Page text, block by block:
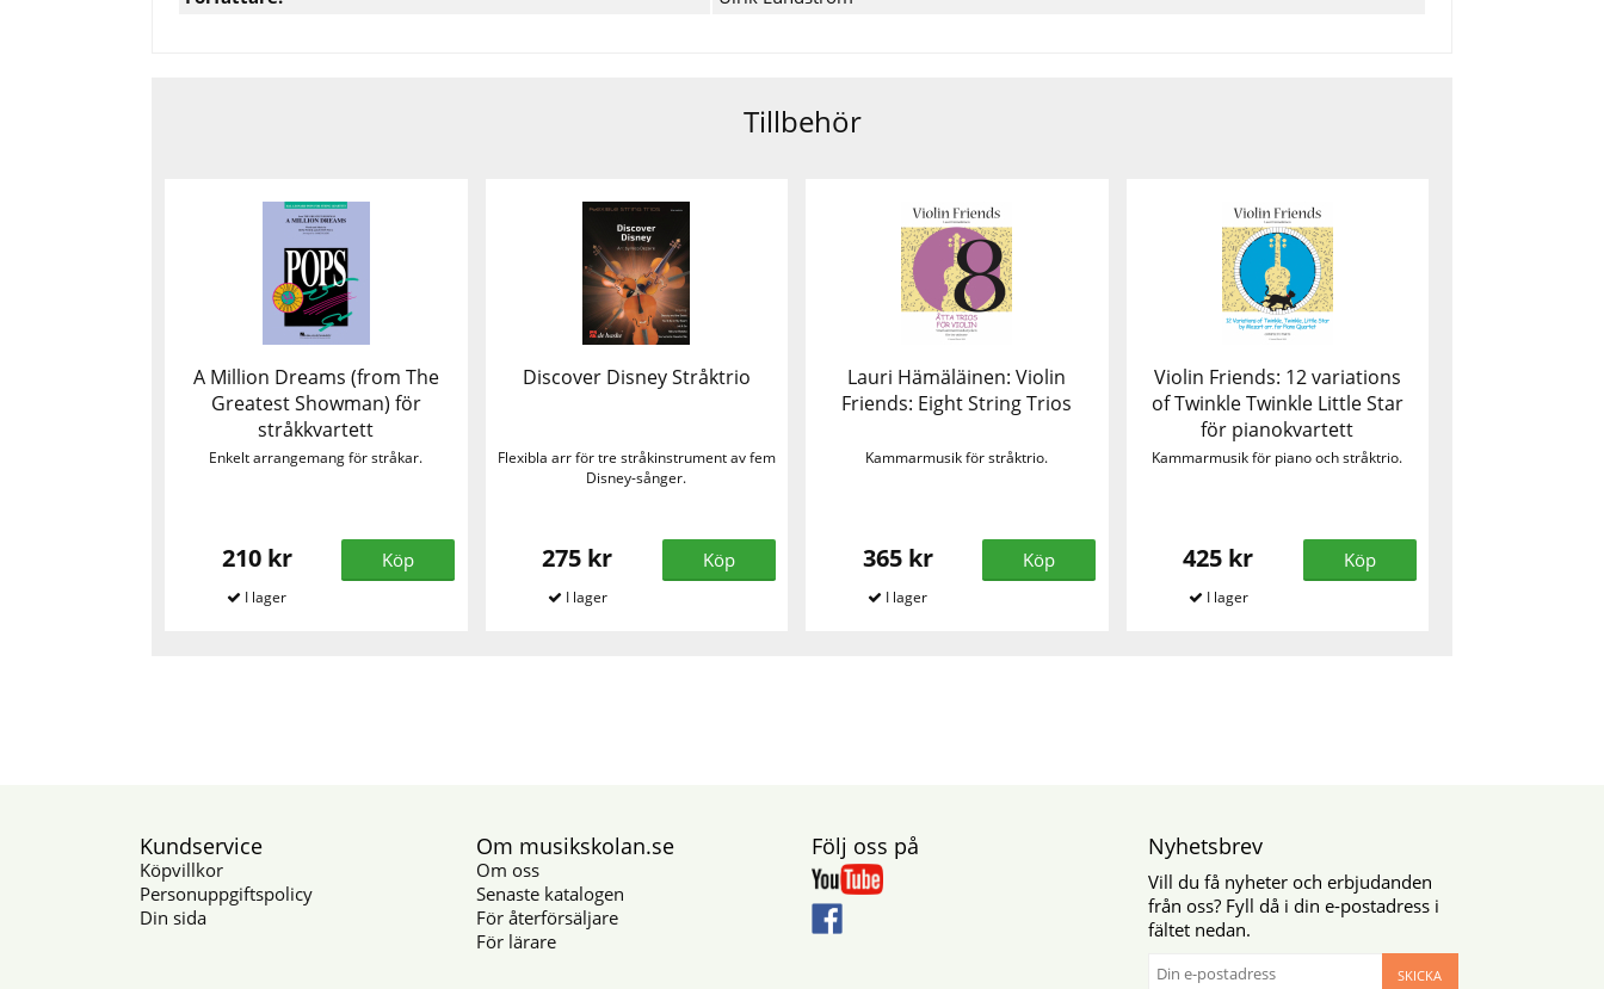
Tillbehör
A Million Dreams (from The
Greatest Showman) för
stråkkvartett
Enkelt arrangemang för stråkar.
210 kr Köp
Discover Disney Stråktrio
Flexibla arr för tre stråkinstrument av fem
Disney-sånger.
275 kr Köp
Lauri Hämäläinen: Violin
Friends: Eight String Trios
Kammarmusik för stråktrio.
365 kr Köp
Violin Friends: 12 variations
of Twinkle Twinkle Little Star
för pianokvartett
Kammarmusik för piano och stråktrio.
425 kr Köp
Kundservice
Köpvillkor
Personuppgiftspolicy
Din sida
Om musikskolan.se
Om oss
Senaste katalogen
För återförsäljare
För lärare
Följ oss på Nyhetsbrev
Vill du få nyheter och erbjudanden
från oss? Fyll då i din e-postadress i
fältet nedan.
SKICKA